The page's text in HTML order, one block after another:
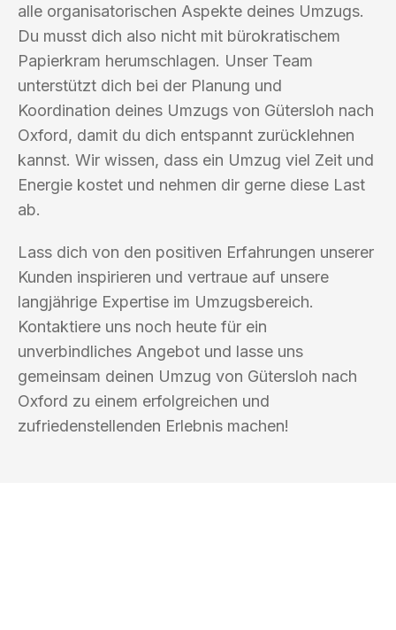
alle organisatorischen Aspekte deines Umzugs.
Du musst dich also nicht mit bürokratischem
Papierkram herumschlagen. Unser Team
unterstützt dich bei der Planung und
Koordination deines Umzugs von Gütersloh nach
Oxford, damit du dich entspannt zurücklehnen
kannst. Wir wissen, dass ein Umzug viel Zeit und
Energie kostet und nehmen dir gerne diese Last
ab.
Lass dich von den positiven Erfahrungen unserer
Kunden inspirieren und vertraue auf unsere
langjährige Expertise im Umzugsbereich.
Kontaktiere uns noch heute für ein
unverbindliches Angebot und lasse uns
gemeinsam deinen Umzug von Gütersloh nach
Oxford zu einem erfolgreichen und
zufriedenstellenden Erlebnis machen!